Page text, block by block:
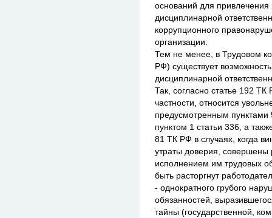
оснований для привлечения
дисциплинарной
коррупционного
организации.
Тем не менее, в Трудовом
РФ) существует
дисциплинарной
Так, согласно статье 192
частности, относится
предусмотренным пунктами
пунктом 1 статьи 336, а
81 ТК РФ в случаях, когда
утраты доверия, совершены
исполнением им трудовых
быть расторгнут
- однократного грубого
обязанностей,
тайны (государственной,